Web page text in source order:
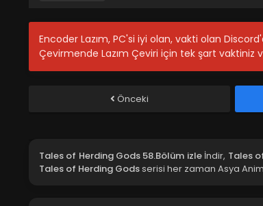
Encoder Lazım, PC'si iyi olan, vakti olan
Çevirmende Lazım Çeviri için tek şart
Önceki
Tales of Herding Gods 58.Bölüm izleİndir, Tales
Tales of Herding Godsserisi her zaman Asya